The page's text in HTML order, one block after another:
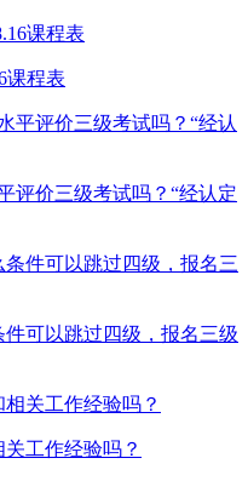
课程表
评价三级考试吗？“经认定
可以跳过四级，报名三级
工作经验吗？